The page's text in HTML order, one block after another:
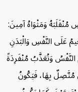
وَمَثْوَاهُ آمِينَ:
عَلَى النَّفْسِ وَالْبَدَنِ
وَتُعَذَّبُ مُنْفَرِدَةً
بِهَا، فَيَكُونُ